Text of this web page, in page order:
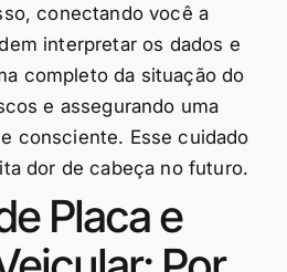
conectando você a
interpretar os dados e
completo da situação do
e assegurando uma
consciente. Esse cuidado
dor de cabeça no futuro.
Placa e